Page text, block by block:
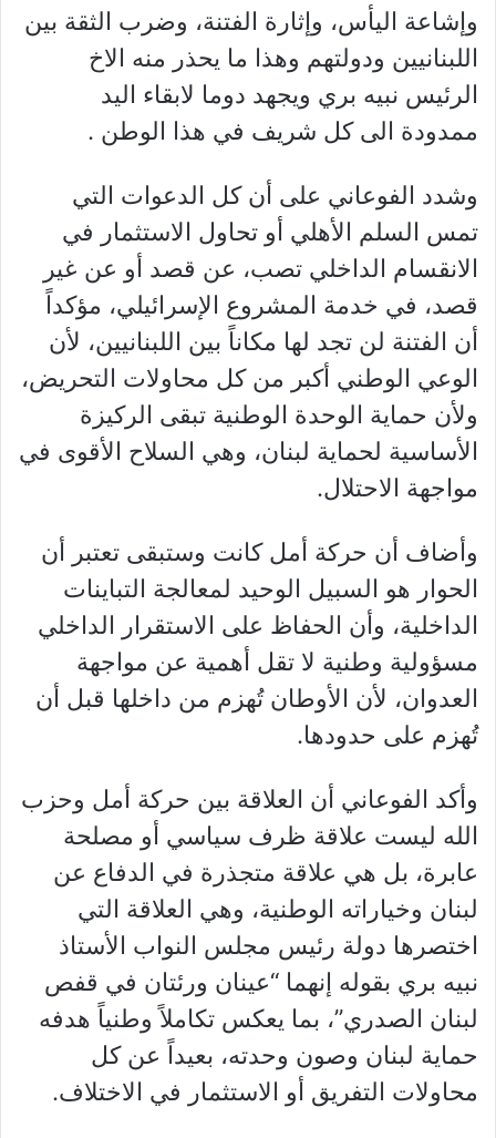
وإشاعة اليأس، وإثارة الفتنة، وضرب الثقة بين
اللبنانيين ودولتهم وهذا ما يحذر منه الاخ
الرئيس نبيه بري ويجهد دوما لابقاء اليد
ممدودة الى كل شريف في هذا الوطن .
وشدد الفوعاني على أن كل الدعوات التي
تمس السلم الأهلي أو تحاول الاستثمار في
الانقسام الداخلي تصب، عن قصد أو عن غير
قصد، في خدمة المشروع الإسرائيلي، مؤكداً
أن الفتنة لن تجد لها مكاناً بين اللبنانيين، لأن
الوعي الوطني أكبر من كل محاولات التحريض،
ولأن حماية الوحدة الوطنية تبقى الركيزة
الأساسية لحماية لبنان، وهي السلاح الأقوى في
مواجهة الاحتلال.
وأضاف أن حركة أمل كانت وستبقى تعتبر أن
الحوار هو السبيل الوحيد لمعالجة التباينات
الداخلية، وأن الحفاظ على الاستقرار الداخلي
مسؤولية وطنية لا تقل أهمية عن مواجهة
العدوان، لأن الأوطان تُهزم من داخلها قبل أن
تُهزم على حدودها.
وأكد الفوعاني أن العلاقة بين حركة أمل وحزب
الله ليست علاقة ظرف سياسي أو مصلحة
عابرة، بل هي علاقة متجذرة في الدفاع عن
لبنان وخياراته الوطنية، وهي العلاقة التي
اختصرها دولة رئيس مجلس النواب الأستاذ
نبيه بري بقوله إنهما “عينان ورئتان في قفص
لبنان الصدري”، بما يعكس تكاملاً وطنياً هدفه
حماية لبنان وصون وحدته، بعيداً عن كل
محاولات التفريق أو الاستثمار في الاختلاف.